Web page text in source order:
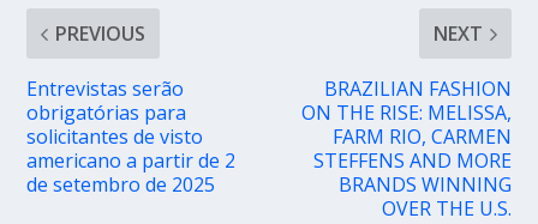
PREVIOUS
Entrevistas serão
obrigatórias para
solicitantes de visto
americano a partir de 2
de setembro de 2025
NEXT
BRAZILIAN FASHION
ON THE RISE: MELISSA,
FARM RIO, CARMEN
STEFFENS AND MORE
BRANDS WINNING
OVER THE U.S.